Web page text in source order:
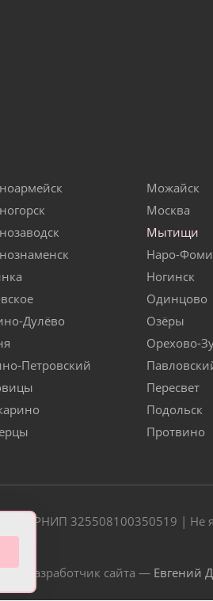
Дулёво
Петровский
Можайск
Москва
Мытищи
Наро-
Ногинск
Одинцово
Озёры
Орехово-
Пересвет
Подольск
Протвино
ОГРНИП 325508100350519 | Не
Разработчик сайта — Евгений